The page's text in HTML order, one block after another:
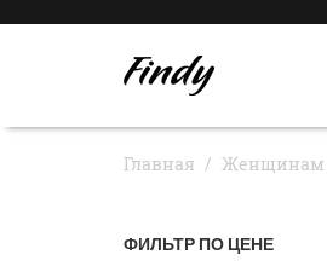
Главная Женщинам
ФИЛЬТР ПО ЦЕНЕ